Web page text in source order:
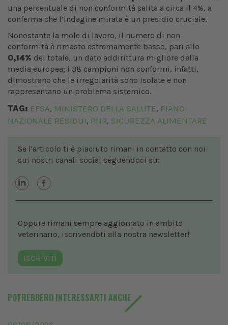
una percentuale di non conformità salita a circa il 4%, a
conferma che l’indagine mirata è un presidio cruciale.
Nonostante la mole di lavoro, il numero di non
conformità è rimasto estremamente basso, pari allo
0,14% del totale, un dato addirittura migliore della
media europea; i 38 campioni non conformi, infatti,
dimostrano che le irregolarità sono isolate e non
rappresentano un problema sistemico.
TAG: EFSA, MINISTERO DELLA SALUTE, PIANO
NAZIONALE RESIDUI, PNR, SICUREZZA ALIMENTARE
Se l'articolo ti è piaciuto rimani in contatto con noi
sui nostri canali social seguendoci su:
Oppure rimani sempre aggiornato in ambito
veterinario, iscrivendoti alla nostra newsletter!
ISCRIVITI
POTREBBERO INTERESSARTI ANCHE